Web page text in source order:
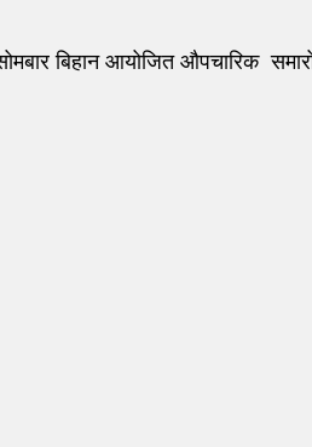
बिहान आयोजित औपचारिक